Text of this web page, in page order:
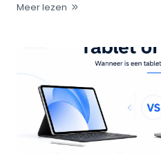
Meer lezen